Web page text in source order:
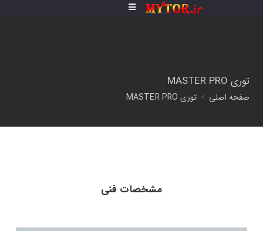
توری MASTER PRO
صفحه اصلی > توری MASTER PRO
مشخصات فنی